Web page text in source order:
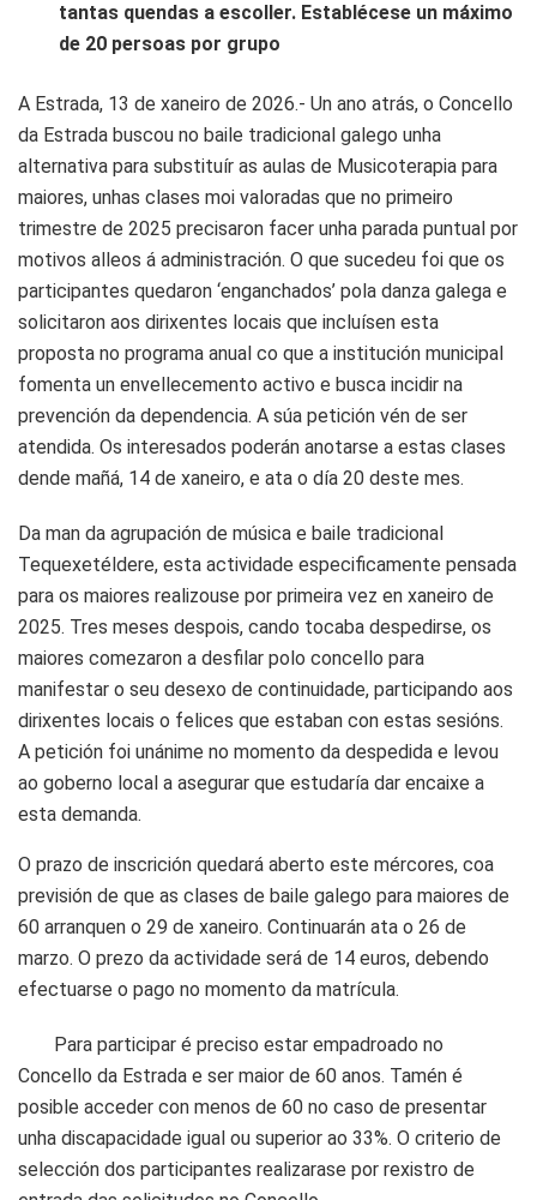
tantas quendas a escoller. Establécese un máximo
de 20 persoas por grupo
A Estrada, 13 de xaneiro de 2026.- Un ano atrás, o Concello
da Estrada buscou no baile tradicional galego unha
alternativa para substituír as aulas de Musicoterapia para
maiores, unhas clases moi valoradas que no primeiro
trimestre de 2025 precisaron facer unha parada puntual por
motivos alleos á administración. O que sucedeu foi que os
participantes quedaron ‘enganchados’ pola danza galega e
solicitaron aos dirixentes locais que incluísen esta
proposta no programa anual co que a institución municipal
fomenta un envellecemento activo e busca incidir na
prevención da dependencia. A súa petición vén de ser
atendida. Os interesados poderán anotarse a estas clases
dende mañá, 14 de xaneiro, e ata o día 20 deste mes.
Da man da agrupación de música e baile tradicional
Tequexetéldere, esta actividade especificamente pensada
para os maiores realizouse por primeira vez en xaneiro de
2025. Tres meses despois, cando tocaba despedirse, os
maiores comezaron a desfilar polo concello para
manifestar o seu desexo de continuidade, participando aos
dirixentes locais o felices que estaban con estas sesións.
A petición foi unánime no momento da despedida e levou
ao goberno local a asegurar que estudaría dar encaixe a
esta demanda.
O prazo de inscrición quedará aberto este mércores, coa
previsión de que as clases de baile galego para maiores de
60 arranquen o 29 de xaneiro. Continuarán ata o 26 de
marzo. O prezo da actividade será de 14 euros, debendo
efectuarse o pago no momento da matrícula.
Para participar é preciso estar empadroado no
Concello da Estrada e ser maior de 60 anos. Tamén é
posible acceder con menos de 60 no caso de presentar
unha discapacidade igual ou superior ao 33%. O criterio de
selección dos participantes realizarase por rexistro de